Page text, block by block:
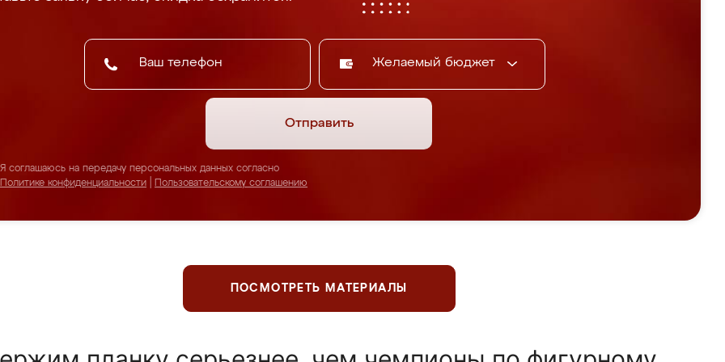
Желаемый бюджет
Отправить
Я соглашаюсь на передачу персональных данных согласно
Политике конфиденциальности
Пользовательскому соглашению
ПОСМОТРЕТЬ МАТЕРИАЛЫ